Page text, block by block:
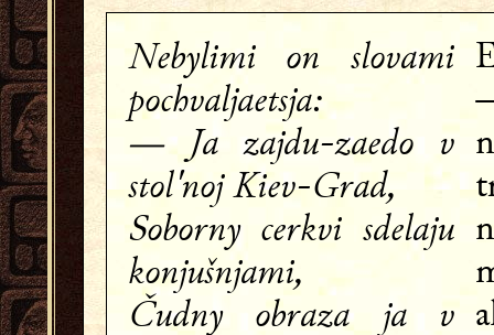
Nebylimi on slovami
pochvaljaetsja:
— Ja zajdu-zaedo v
stol'noj Kiev-Grad,
Soborny cerkvi sdelaju
konjušnjami,
Čudny obraza ja v